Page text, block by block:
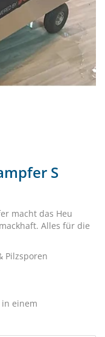
S
macht das Heu
Alles für die
Pilzsporen
einem